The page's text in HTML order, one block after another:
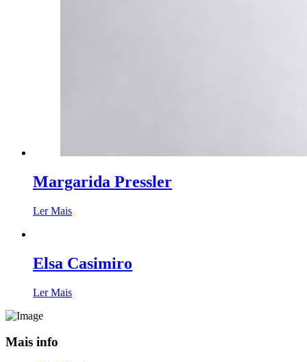
Margarida Pressler
Ler Mais
Elsa Casimiro
Ler Mais
Mais info